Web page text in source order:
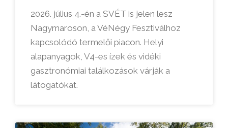
2026. július 4.-én a SVÉT is jelen lesz
Nagymaroson, a VéNégy Fesztiválhoz
kapcsolódó termelői piacon. Helyi
alapanyagok, V4-es ízek és vidéki
gasztronómiai találkozások várják a
látogatókat.